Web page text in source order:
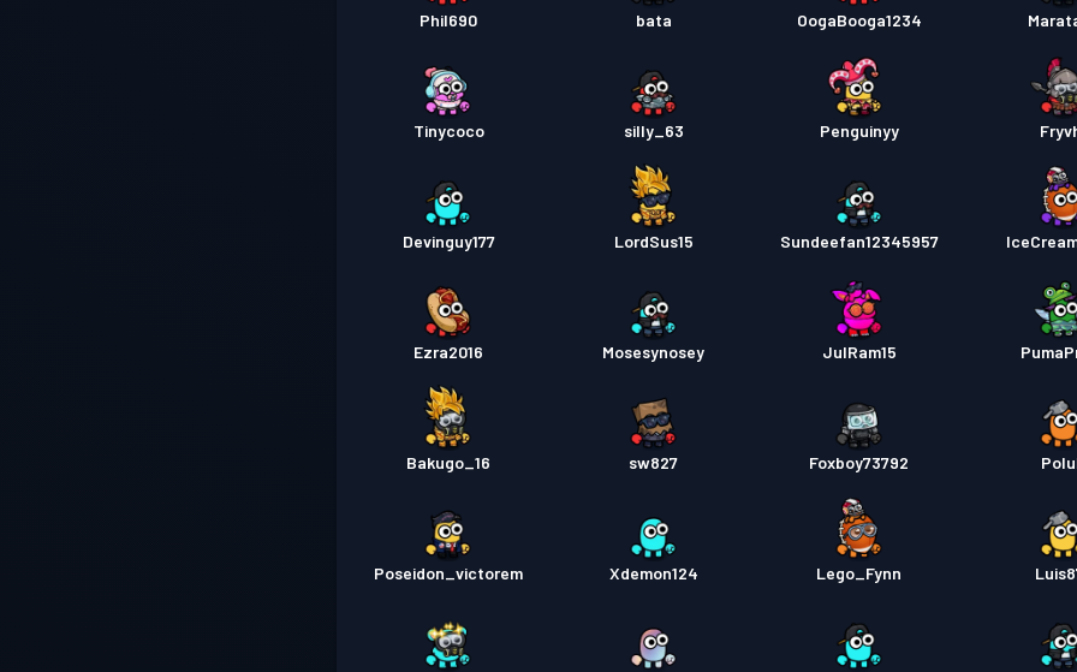
Phil690 bata OogaBooga1234
Tinycoco silly_63 Penguinyy
Devinguy177 LordSus15 Sundeefan12345957
Ezra2016 Mosesynosey JulRam15
Bakugo_16 sw827 Foxboy73792
Poseidon_victorem Xdemon124 Lego_Fynn